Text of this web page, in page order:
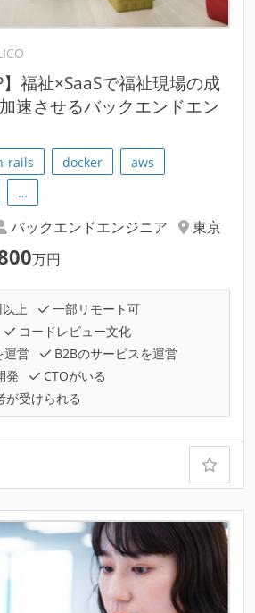
】福祉×SaaSで福祉現場の成
速させるバックエンドエン
rails docker
aws
…
バックエンドエンジニア
東京
万円
上
一部リモート可
コードレビュー文化
運営
B2Bのサービスを運営
発
CTOがいる
が受けられる